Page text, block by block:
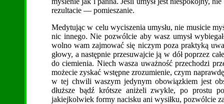
rezultacie — pomieszanie.
Medytując w celu wyciszenia umysłu, nie musicie
nic innego. Nie pozwólcie aby wasz umysł
wolno wam zajmować się niczym poza praktyką
głowy, a następnie przesuwajcie ją w dół poprzez
do ciemienia. Niech wasza uważność przechodzi
możecie zyskać wstępne zrozumienie, czym
w tej chwili waszym jedynym obowiązkiem jest
dłuższe bądź krótsze aniżeli zwykle, po prostu
jakiejkolwiek formy nacisku ani wysiłku, pozwólcie